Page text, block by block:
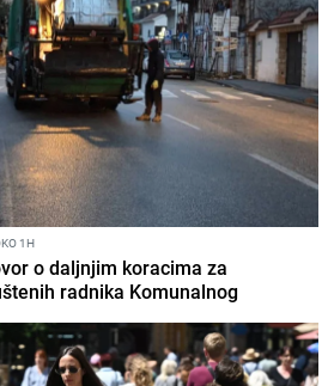
1H
o daljnjim koracima za
radnika Komunalnog